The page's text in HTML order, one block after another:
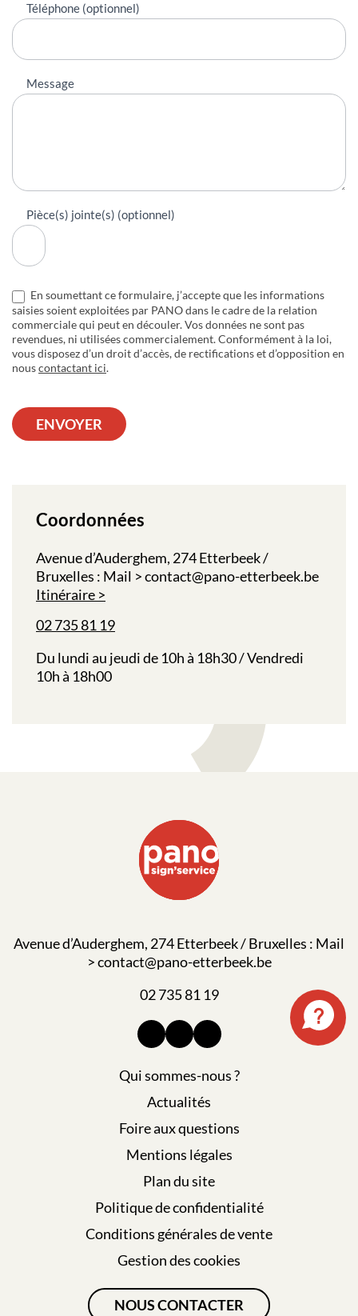
Téléphone (optionnel)
Message
Pièce(s) jointe(s) (optionnel)
En soumettant ce formulaire, j’accepte que les informations
saisies soient exploitées par PANO dans le cadre de la relation
commerciale qui peut en découler. Vos données ne sont pas
revendues, ni utilisées commercialement. Conformément à la loi,
vous disposez d’un droit d’accès, de rectifications et d’opposition en
nouscontactant ici.
ENVOYER
Coordonnées
Avenue d’Auderghem, 274 Etterbeek /
Bruxelles : Mail > contact@pano-etterbeek.be
Itinéraire
02 735 81 19
Du lundi au jeudi de 10h à 18h30 / Vendredi
10h à 18h00
Avenue d’Auderghem, 274 Etterbeek / Bruxelles : Mail
> contact@pano-etterbeek.be
02 735 81 19
Qui sommes-nous ?
Actualités
Foire aux questions
Mentions légales
Plan du site
Politique de confidentialité
Conditions générales de vente
Gestion des cookies
NOUS CONTACTER